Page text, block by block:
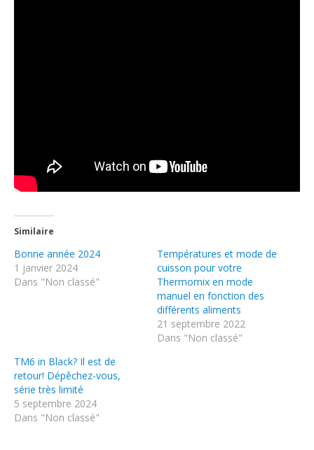
Similaire
Bonne année 2024
1 janvier 2024
Dans "Non classé"
Températures et mode de
cuisson pour votre
Thermomix en mode
manuel en fonction des
différents aliments
21 septembre 2022
Dans "Non classé"
TM6 in Black? Il est de
retour! Dépêchez-vous,
série très limité
5 septembre 2024
Dans "Non classé"